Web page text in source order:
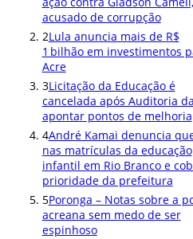
acusado de corrupção
2Lula anuncia mais de R$
1 bilhão em investimentos
Acre
3Licitação da Educação é
cancelada após Auditoria
apontar pontos de melhoria
4André Kamai denuncia
nas matrículas da educação
infantil em Rio Branco e
prioridade da prefeitura
5Poronga – Notas sobre a
acreana sem medo de ser
espinhoso